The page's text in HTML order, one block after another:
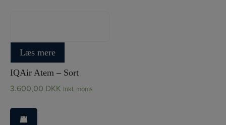
Læs mere
IQAir Atem
IQAir Atem – Sort
3.600,00 DKK Inkl. moms